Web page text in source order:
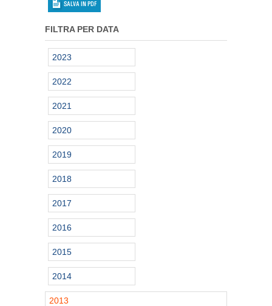
FILTRA PER DATA
2023
2022
2021
2020
2019
2018
2017
2016
2015
2014
2013